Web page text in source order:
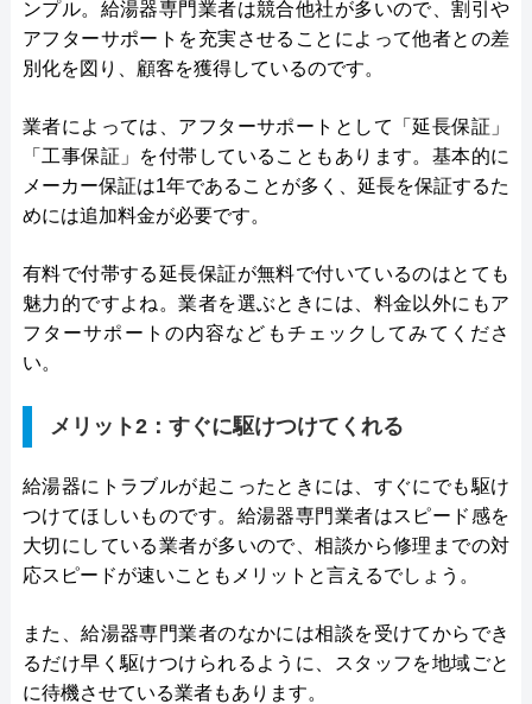
ンプル。給湯器専門業者は競合他社が多いので、割引や
アフターサポートを充実させることによって他者との差
別化を図り、顧客を獲得しているのです。
業者によっては、アフターサポートとして「延長保証」
「工事保証」を付帯していることもあります。基本的に
メーカー保証は1年であることが多く、延長を保証するた
めには追加料金が必要です。
有料で付帯する延長保証が無料で付いているのはとても
魅力的ですよね。業者を選ぶときには、料金以外にもア
フターサポートの内容などもチェックしてみてくださ
い。
メリット2：すぐに駆けつけてくれる
給湯器にトラブルが起こったときには、すぐにでも駆け
つけてほしいものです。給湯器専門業者はスピード感を
大切にしている業者が多いので、相談から修理までの対
応スピードが速いこともメリットと言えるでしょう。
また、給湯器専門業者のなかには相談を受けてからでき
るだけ早く駆けつけられるように、スタッフを地域ごと
に待機させている業者もあります。